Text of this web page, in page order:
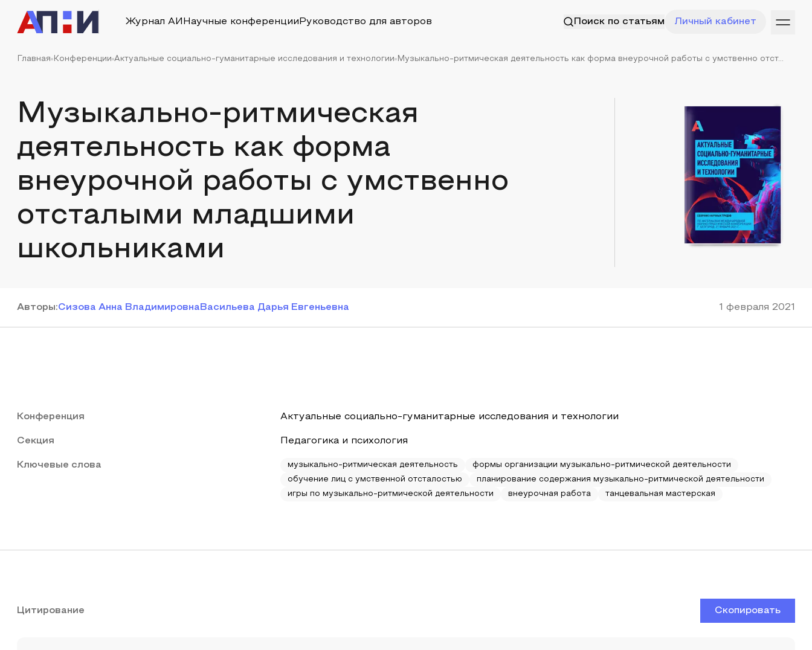
Журнал АИ Научные конференции Руководство для авторов Поиск по статьям Личный кабинет
Главная Конференции Актуальные социально-гуманитарные исследования и технологии Музыкально-ритмическая деятельность как форма внеурочной работы с умственно отст...
Музыкально-ритмическая
деятельность как форма
внеурочной работы с умственно
отсталыми младшими
школьниками
Авторы:Сизова Анна Владимировна Васильева Дарья Евгеньевна 1 февраля 2021
Конференция Актуальные социально-гуманитарные исследования и технологии
Секция Педагогика и психология
Ключевые слова музыкально-ритмическая деятельность
формы организации музыкально-ритмической деятельности
обучение лиц с умственной отсталостью
планирование содержания музыкально-ритмической деятельности
игры по музыкально-ритмической деятельности
внеурочная работа танцевальная мастерская
Цитирование Скопировать